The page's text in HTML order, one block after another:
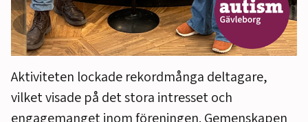
Aktiviteten lockade rekordmånga deltagare,
vilket visade på det stora intresset och